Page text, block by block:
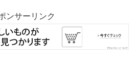
ンサーリンク